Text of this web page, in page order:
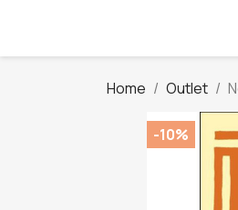
Home Outlet
-10%